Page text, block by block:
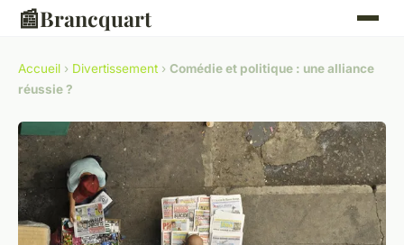
📰Brancquart
Accueil › Divertissement › Comédie et politique : une alliance
réussie ?